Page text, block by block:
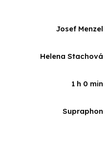
Josef Menzel
Helena Stachová
1 h 0 min
Supraphon